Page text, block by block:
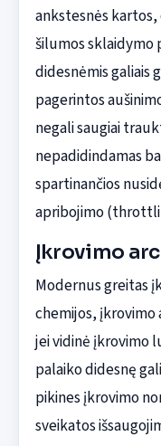
ankstesnės
šilumos sklaidymo
didesnėmis galiais
pagerintos
negali saugiai
nepadidindamas
spartinančios
apribojimo
Įkrovimo
Modernus greitas
chemijos,
jei vidinė įkrovimo
palaiko didesnę
pikines įkrovimo
sveikatos